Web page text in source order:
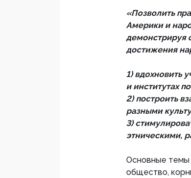
«Позволить
Америки и
демонстрируя
достижения
1) вдохновить
и институтах
2) построить
разными
3)
этническими,
Основные темы
общество,